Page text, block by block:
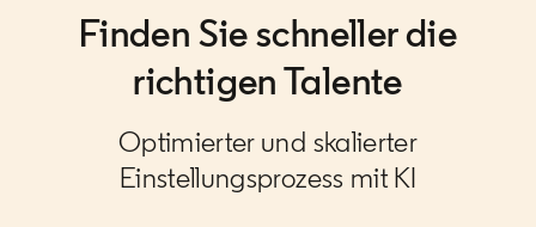
Finden Sie schneller die
richtigen Talente
Optimierter und skalierter
Einstellungsprozess mit KI​